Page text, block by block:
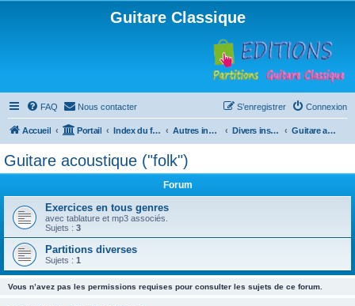
Guitare Classique
FAQ Nous contacter Connexion
S’enregistrer
Accueil Portail Index du forum Autres instruments à cordes pincées, ou styles Divers instruments Guitare acoustique ("folk")
Guitare acoustique ("folk")
Forum
Exercices en tous genres
avec tablature et mp3 associés.
Sujets : 3
Partitions diverses
Sujets : 1
Vous n’avez pas les permissions requises pour consulter les sujets de ce forum.